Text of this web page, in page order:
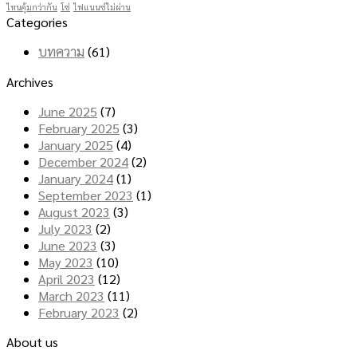
ไหนคุ้มกว่ากัน โซ่ ไฟแนนซ์ไม่ผ่าน
Categories
บทความ (61)
Archives
June 2025 (7)
February 2025 (3)
January 2025 (4)
December 2024(2)
January 2024(1)
September 2023 (1)
August 2023 (3)
July 2023 (2)
June 2023 (3)
May 2023 (10)
April 2023 (12)
March 2023 (11)
February 2023 (2)
About us